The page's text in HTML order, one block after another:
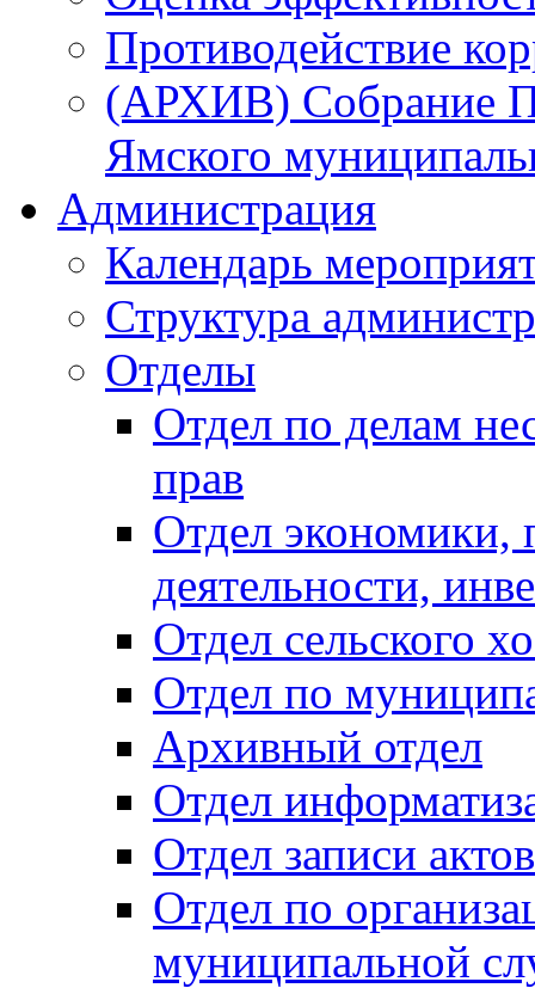
Противодействие
(АРХИВ) Собрание
Ямского
Администрация
Календарь
Структура
Отделы
Отдел по делам
прав
Отдел экономики,
деятельности,
Отдел сельского
Отдел по
Архивный отдел
Отдел
Отдел записи
Отдел по
муниципальной